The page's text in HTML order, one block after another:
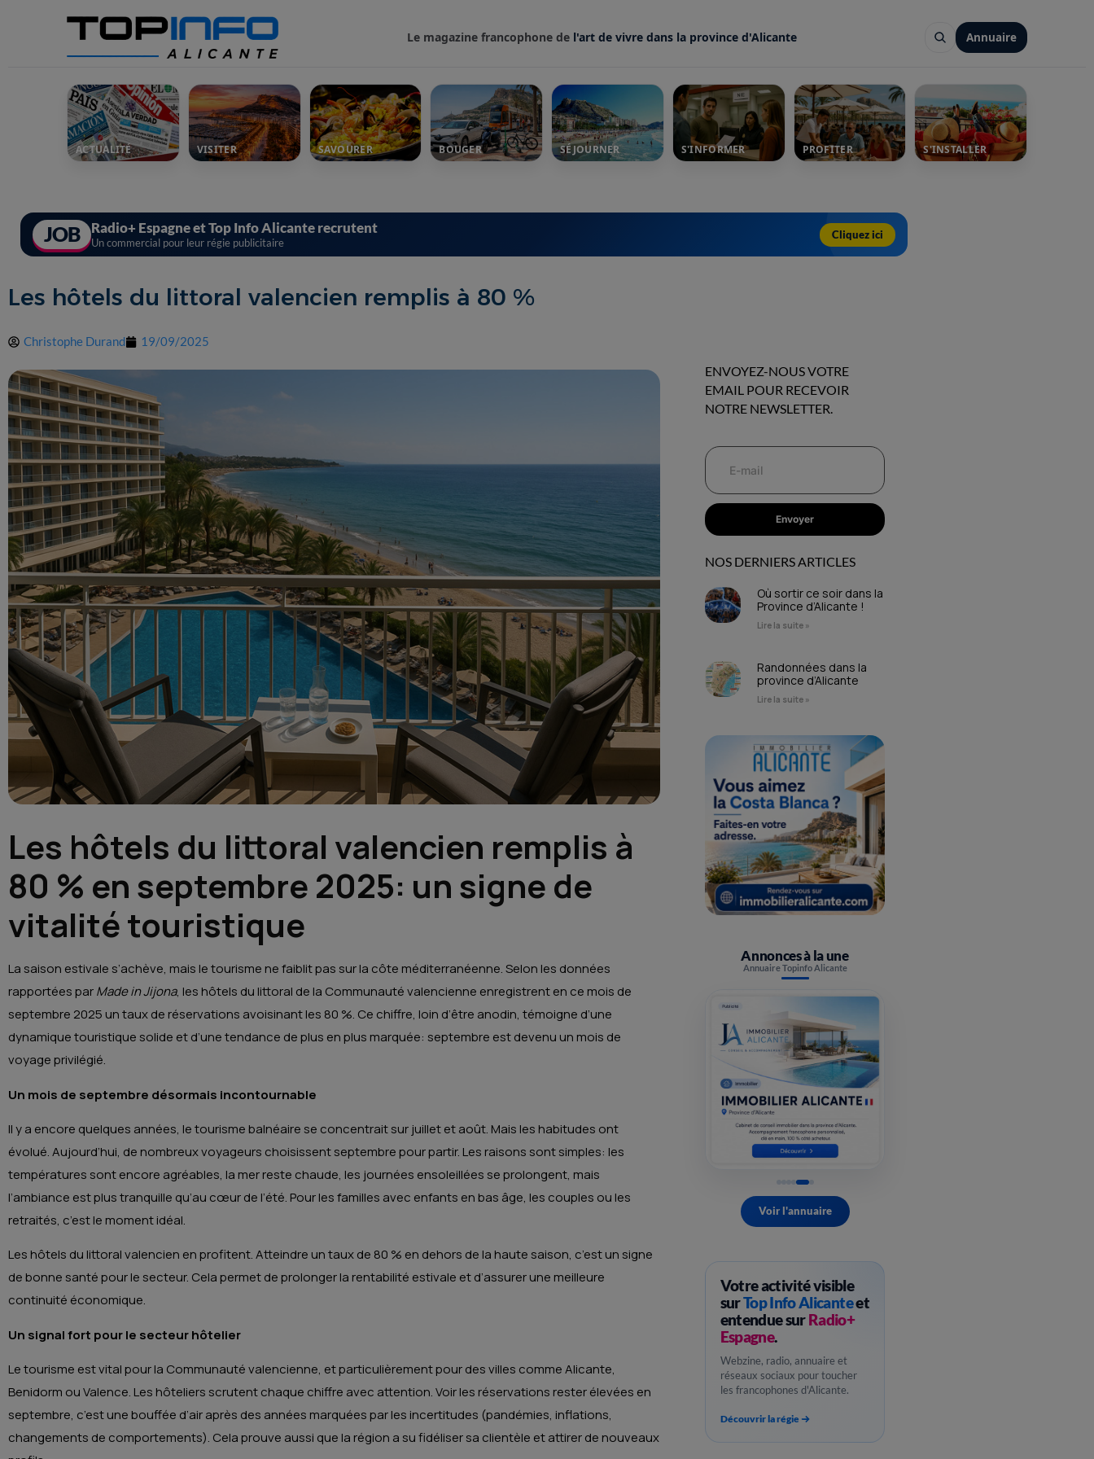
Le magazine francophone de l'art de vivre dans la province d'Alicante Annuaire
ACTUALITÉ VISITER SAVOURER BOUGER SÉJOURNER S'INFORMER PROFITER S'INSTALLER
JOB Radio+ Espagne et Top Info Alicante recrutent
Un commercial pour leur régie publicitaire
Cliquez ici
Les hôtels du littoral valencien remplis à 80 %
Christophe Durand 19/09/2025
Les hôtels du littoral valencien remplis à
80 % en septembre 2025: un signe de
vitalité touristique
La saison estivale s’achève, mais le tourisme ne faiblit pas sur la côte méditerranéenne. Selon les données
rapportées parMade in Jijona, les hôtels du littoral de la Communauté valencienne enregistrent en ce mois de
septembre 2025 un taux de réservations avoisinant les 80 %. Ce chiffre, loin d’être anodin, témoigne d’une
dynamique touristique solide et d’une tendance de plus en plus marquée: septembre est devenu un mois de
voyage privilégié.
Un mois de septembre désormais incontournable
Il y a encore quelques années, le tourisme balnéaire se concentrait sur juillet et août. Mais les habitudes ont
évolué. Aujourd’hui, de nombreux voyageurs choisissent septembre pour partir. Les raisons sont simples: les
températures sont encore agréables, la mer reste chaude, les journées ensoleillées se prolongent, mais
l’ambiance est plus tranquille qu’au cœur de l’été. Pour les familles avec enfants en bas âge, les couples ou les
retraités, c’est le moment idéal.
Les hôtels du littoral valencien en profitent. Atteindre un taux de 80 % en dehors de la haute saison, c’est un signe
de bonne santé pour le secteur. Cela permet de prolonger la rentabilité estivale et d’assurer une meilleure
continuité économique.
Un signal fort pour le secteur hôtelier
Le tourisme est vital pour la Communauté valencienne, et particulièrement pour des villes comme Alicante,
Benidorm ou Valence. Les hôteliers scrutent chaque chiffre avec attention. Voir les réservations rester élevées en
septembre, c’est une bouffée d’air après des années marquées par les incertitudes (pandémies, inflations,
changements de comportements). Cela prouve aussi que la région a su fidéliser sa clientèle et attirer de nouveaux
ENVOYEZ-NOUS VOTRE
EMAIL POUR RECEVOIR
NOTRE NEWSLETTER.
Envoyer
NOS DERNIERS ARTICLES
Où sortir ce soir dans la
Province d’Alicante !
Lire la suite »
Randonnées dans la
province d’Alicante
Lire la suite »
Annonces à la une
Annuaire Topinfo Alicante
Voir l'annuaire
Votre activité visible
surTop Info Alicanteet
entendue surRadio+
Espagne.
Webzine, radio, annuaire et
réseaux sociaux pour toucher
les francophones d'Alicante.
Découvrir la régie